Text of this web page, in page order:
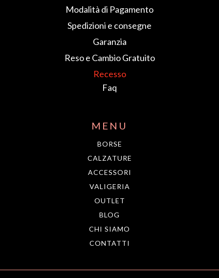
Modalità di Pagamento
Spedizioni e consegne
Garanzia
Reso e Cambio Gratuito
Recesso
Faq
MENU
BORSE
CALZATURE
ACCESSORI
VALIGERIA
OUTLET
BLOG
CHI SIAMO
CONTATTI